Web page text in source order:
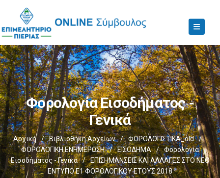
Φορολογία Εισοδήματος -
Γενικά
Αρχική / Βιβλιοθήκη Αρχείων / ΦΟΡΟΛΟΓΙΣΤΙΚΑ_old
/
ΦΟΡΟΛΟΓΙΚΗ ΕΝΗΜΕΡΩΣΗ
/ ΕΙΣΟΔΗΜΑ /
Φορολογία
Εισοδήματος - Γενικά
/
ΕΠΙΣΗΜΑΝΣΕΙΣ ΚΑΙ ΑΛΛΑΓΕΣ ΣΤΟ ΝΕΟ
ΕΝΤΥΠΟ Ε1 ΦΟΡΟΛΟΓΙΚΟΥ ΕΤΟΥΣ 2018